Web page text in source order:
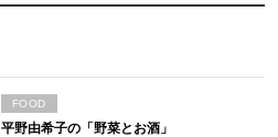
平野由希子の「野菜とお酒」
FOOD